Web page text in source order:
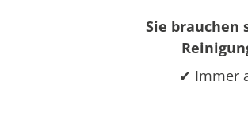
Sie brauchen
✔ Immer